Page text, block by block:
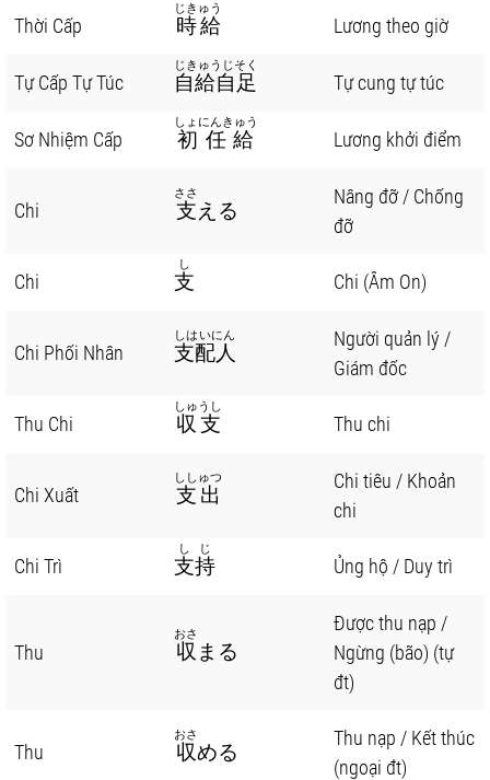
Thời Cấp 時給
じきゅう
Lương theo giờ
Tự Cấp Tự Túc 自給自足
じきゅうじそく
Tự cung tự túc
Sơ Nhiệm Cấp 初任給
しょにんきゅう
Lương khởi điểm
Chi 支
ささ
える
Nâng đỡ / Chống
đỡ
Chi 支
し
Chi (Âm On)
Chi Phối Nhân 支配人
しはいにん
Người quản lý /
Giám đốc
Thu Chi 収支
しゅうし
Thu chi
Chi Xuất 支出
ししゅつ
Chi tiêu / Khoản
chi
Chi Trì 支持
しじ
Ủng hộ / Duy trì
Thu 収
おさ
まる
Được thu nạp /
Ngừng (bão) (tự
đt)
Thu 収
おさ
める
Thu nạp / Kết thúc
(ngoại đt)